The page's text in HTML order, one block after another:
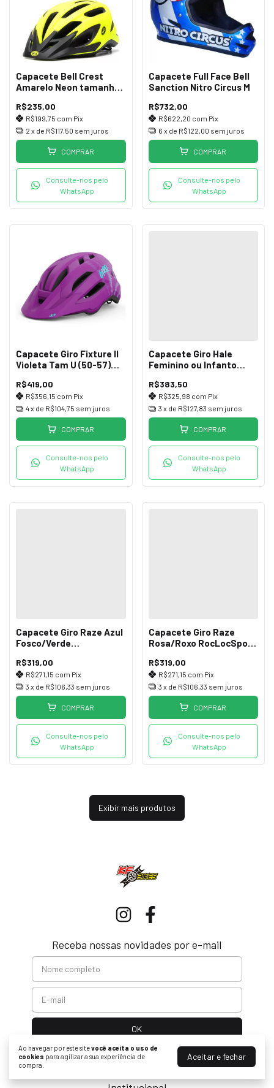
Ao navegar por este sitevocê aceita o uso de
cookies para agilizar a sua experiência de
compra.
Aceitar e fechar
Capacete Bell Crest
Amarelo Neon tamanho
R$235,00
R$199,75 com Pix
2 x de R$117,50 sem juros
COMPRAR
Consulte-nos pelo
WhatsApp
Capacete Full Face Bell
Sanction Nitro Circus M
R$732,00
R$622,20 com Pix
6 x de R$122,00 sem juros
COMPRAR
Consulte-nos pelo
WhatsApp
Capacete Giro Fixture II
Violeta Tam U (50-57)
R$419,00
R$356,15 com Pix
4x de R$104,75 sem juros
COMPRAR
Consulte-nos pelo
WhatsApp
Capacete Giro Hale
Feminino ou Infanto
R$383,50
R$325,98 com Pix
3 x de R$127,83 sem juros
COMPRAR
Consulte-nos pelo
WhatsApp
Capacete Giro Raze Azul
Fosco/Verde
R$319,00
R$271,15 com Pix
3 x de R$106,33 sem juros
COMPRAR
Consulte-nos pelo
WhatsApp
Capacete Giro Raze
Rosa/Roxo RocLocSport
R$319,00
R$271,15 com Pix
3 x de R$106,33 sem juros
COMPRAR
Consulte-nos pelo
WhatsApp
Exibir mais produtos
Receba nossas novidades por e-mail